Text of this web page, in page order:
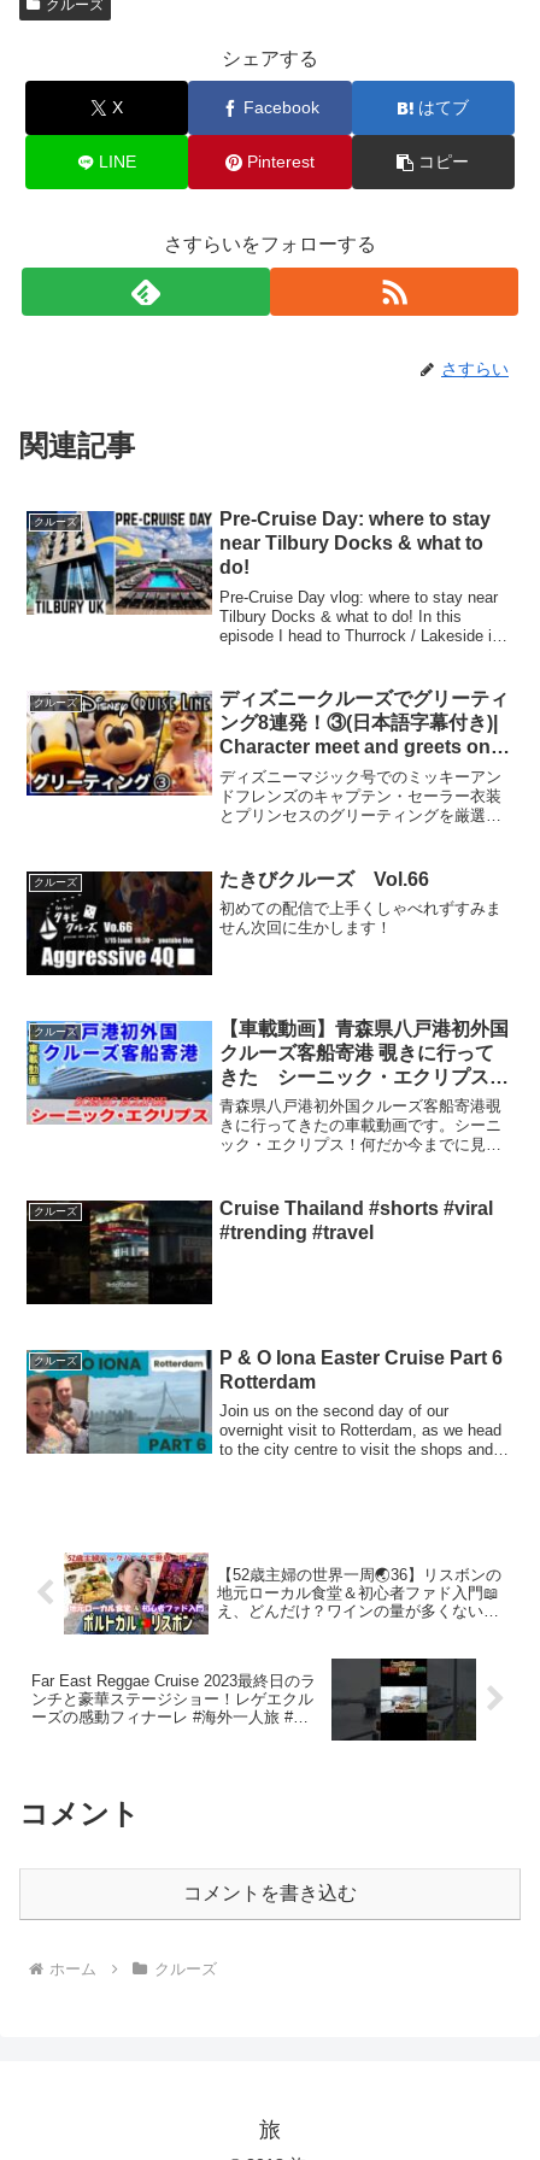
クルーズ
シェアする
X Facebook はてブ
LINE Pinterest コピー
さすらいをフォローする
さすらい
関連記事
クルーズ
Pre-Cruise Day: where to stay
near Tilbury Docks & what to
do!
Pre-Cruise Day vlog: where to stay near
Tilbury Docks & what to do! In this
episode I head to Thurrock / Lakeside in
クルーズ
ディズニークルーズでグリーティ
ング8連発！③(日本語字幕付き)|
Character meet and greets on
DCL!
ディズニーマジック号でのミッキーアン
ドフレンズのキャプテン・セーラー衣装
とプリンセスのグリーティングを厳選し
ティング最終弾になります。※本動画は
2020年1月末頃に撮影...
クルーズ たきびクルーズ Vol.66
初めての配信で上手くしゃべれずすみま
せん次回に生かします！
クルーズ
【車載動画】青森県八戸港初外国
クルーズ客船寄港 覗きに行って
きた シーニック・エクリプス
SCENIC ECLIPSE ４Kドライ
ブ 東北 旅行 東北旅行 スマ
ホDate : 2023-6-19
青森県八戸港初外国クルーズ客船寄港覗
きに行ってきたの車載動画です。シーニ
ック・エクリプス！何だか今までに見た
です。南極や北極にも行けるらしい…200
ｍ潜れる潜水艦も装...
クルーズ
Cruise Thailand #shorts #viral
#trending #travel
クルーズ
P & O Iona Easter Cruise Part 6
Rotterdam
Join us on the second day of our
overnight visit to Rotterdam, as we head
to the city centre to visit the shops and
【52歳主婦の世界一周🌏36】リスボンの
地元ローカル食堂＆初心者ファド入門📖
え、どんだけ？ワインの量が多くない？
Far East Reggae Cruise 2023最終日のラ
ンチと豪華ステージショー！レゲエクル
ーズの感動フィナーレ #海外一人旅 #一
コメント
コメントを書き込む
ホーム クルーズ
旅